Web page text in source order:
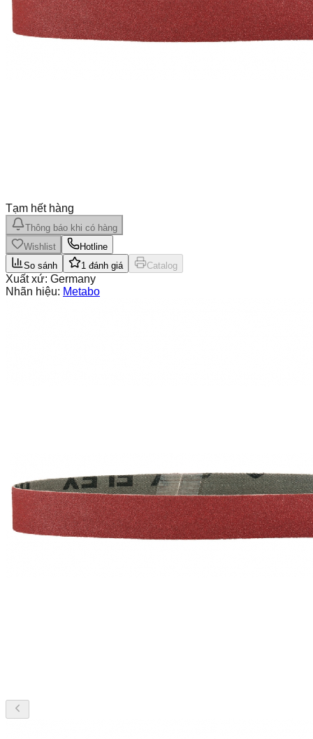
Tạm hết hàng
Thông báo khi có hàng
Wishlist
Hotline
So sánh
1 đánh giá Catalog
Xuất xứ: Germany
Nhãn hiệu: Metabo